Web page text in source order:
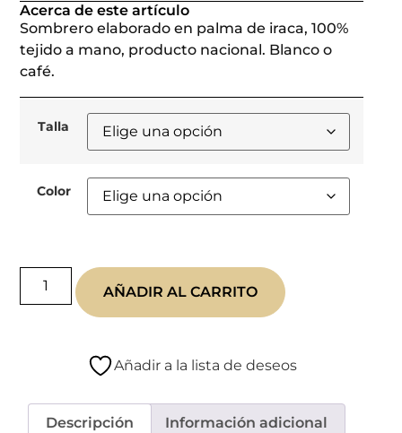
Acerca de este artículo
Sombrero elaborado en palma de iraca, 100%
tejido a mano, producto nacional. Blanco o
café.
Talla
Color
AÑADIR AL CARRITO
Añadir a la lista de deseos
Descripción Información adicional